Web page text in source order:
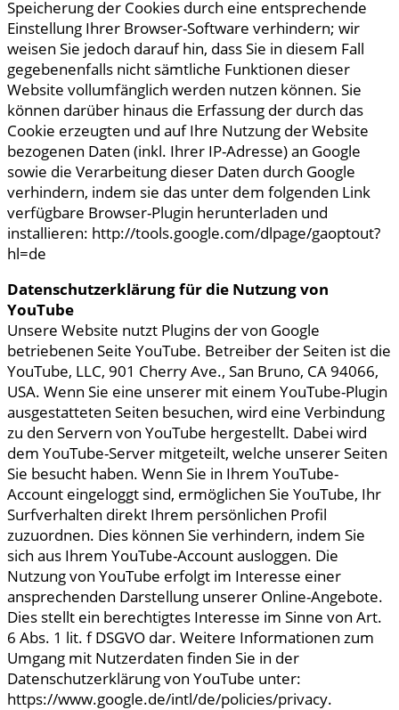
Speicherung der Cookies durch eine entsprechende
Einstellung Ihrer Browser-Software verhindern; wir
weisen Sie jedoch darauf hin, dass Sie in diesem Fall
gegebenenfalls nicht sämtliche Funktionen dieser
Website vollumfänglich werden nutzen können. Sie
können darüber hinaus die Erfassung der durch das
Cookie erzeugten und auf Ihre Nutzung der Website
bezogenen Daten (inkl. Ihrer IP-Adresse) an Google
sowie die Verarbeitung dieser Daten durch Google
verhindern, indem sie das unter dem folgenden Link
verfügbare Browser-Plugin herunterladen und
installieren: http://tools.google.com/dlpage/gaoptout?
hl=de
Datenschutzerklärung für die Nutzung von
YouTube
Unsere Website nutzt Plugins der von Google
betriebenen Seite YouTube. Betreiber der Seiten ist die
YouTube, LLC, 901 Cherry Ave., San Bruno, CA 94066,
USA. Wenn Sie eine unserer mit einem YouTube-Plugin
ausgestatteten Seiten besuchen, wird eine Verbindung
zu den Servern von YouTube hergestellt. Dabei wird
dem YouTube-Server mitgeteilt, welche unserer Seiten
Sie besucht haben. Wenn Sie in Ihrem YouTube-
Account eingeloggt sind, ermöglichen Sie YouTube, Ihr
Surfverhalten direkt Ihrem persönlichen Profil
zuzuordnen. Dies können Sie verhindern, indem Sie
sich aus Ihrem YouTube-Account ausloggen. Die
Nutzung von YouTube erfolgt im Interesse einer
ansprechenden Darstellung unserer Online-Angebote.
Dies stellt ein berechtigtes Interesse im Sinne von Art.
6 Abs. 1 lit. f DSGVO dar. Weitere Informationen zum
Umgang mit Nutzerdaten finden Sie in der
Datenschutzerklärung von YouTube unter:
https://www.google.de/intl/de/policies/privacy.